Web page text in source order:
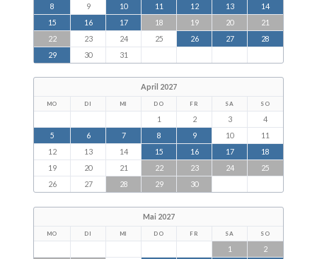
8
9 10 11 12 13
14
15
16 17 18 19 20
21
22
23 24 25 26 27
28
29
30 31
April 2027
MO DI MI DO FR SA SO
1 2 3
4
5
6 7 8 9 10
11
12
13 14 15 16 17
18
19
20 21 22 23 24
25
26
27 28 29 30
Mai 2027
MO DI MI DO FR SA SO
1
2